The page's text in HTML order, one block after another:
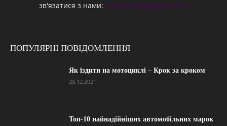
зв'язатися з нами: maxwelhelp@gmail.com
ПОПУЛЯРНІ ПОВІДОМЛЕННЯ
Як їздити на мотоциклі – Крок за кроком
28.12.2021
Топ-10 найнадійніших автомобільних марок